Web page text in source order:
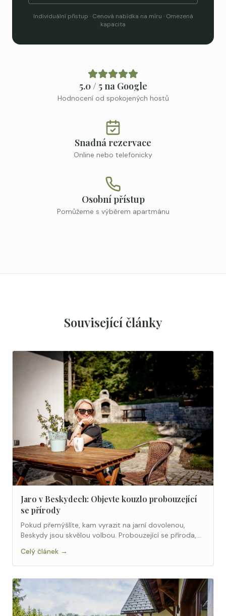
Individuální přístup · Cenová nabídka na míru · Omezená
kapacita
5.0 / 5 na Google
Hodnocení od spokojených hostů
Snadná rezervace
Online nebo telefonicky
Osobní přístup
Pomůžeme s výběrem apartmánu
Související články
Jaro v Beskydech: Objevte kouzlo probouzející
se přírody
Pokud přemýšlíte, kam vyrazit na jarní dovolenou,
Beskydy jsou skvělou volbou. Probouzející se příroda,
Celý článek →